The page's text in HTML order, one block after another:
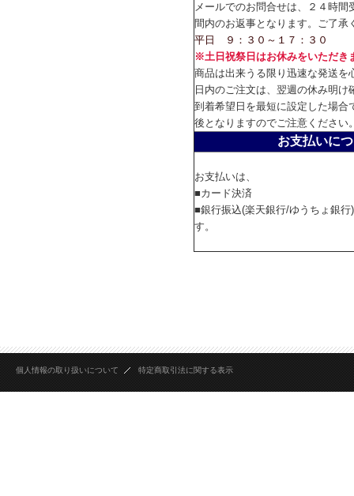
メールでのお問合せは、２４時間
間内のお返事となります。ご了承
平日 ９：３０～１７：３０
※土日祝祭日はお休みをいただき
商品は出来うる限り迅速な発送を
日内のご注文は、翌週の休み明け
到着希望日を最短に設定した場合
後となりますのでご注意ください
お支払いに
お支払いは、
■カード決済
■銀行振込(楽天銀行/ゆうちょ銀
す。
個人情報の取り扱いについて 特定商取引法に関する表示